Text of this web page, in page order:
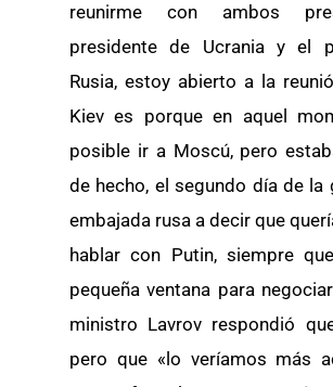
reunirme con ambos
presidente de Ucrania y el
Rusia, estoy abierto a la
Kiev es porque en aquel
posible ir a Moscú, pero
de hecho, el segundo día de la
embajada rusa a decir que
hablar con Putin, siempre
pequeña ventana para
ministro Lavrov respondió
pero que «lo veríamos más